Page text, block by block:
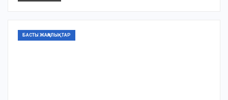
БАСТЫ ЖАҢАЛЫҚТАР